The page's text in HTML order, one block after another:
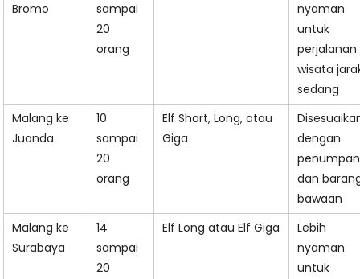
Bromo
sampai
20
orang
nyaman
untuk
perjalanan
wisata
sedang
Malang ke
Juanda
10
sampai
20
orang
Elf Short, Long, atau
Giga
dengan
dan
bawaan
Malang ke
Surabaya
14
sampai
20
Elf Long atau Elf Giga
Lebih
nyaman
untuk